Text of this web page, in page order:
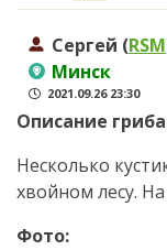
Сергей (RSM
Минск
2021.09.26 23:30
Описание
Несколько
хвойном лесу.
Фото: